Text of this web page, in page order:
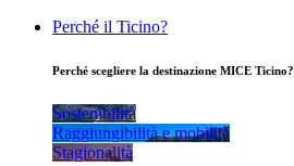
Perché il Ticino?
Perché scegliere la destinazione MICE Ticino?
Sostenibilità
Raggiungibilità e mobilità
Stagionalità